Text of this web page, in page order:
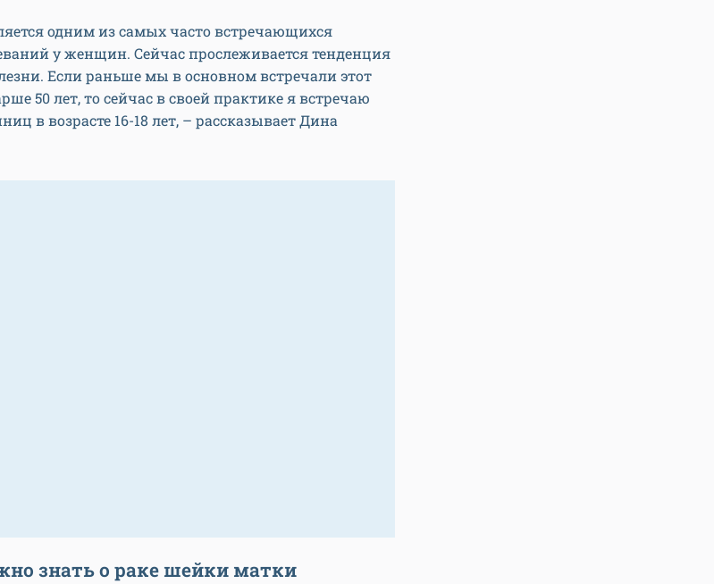
одним из самых часто встречающихся
у женщин. Сейчас прослеживается тенденция
Если раньше мы в основном встречали этот
50 лет, то сейчас в своей практике я встречаю
в возрасте 16-18 лет, – рассказывает Дина
знать о раке шейки матки